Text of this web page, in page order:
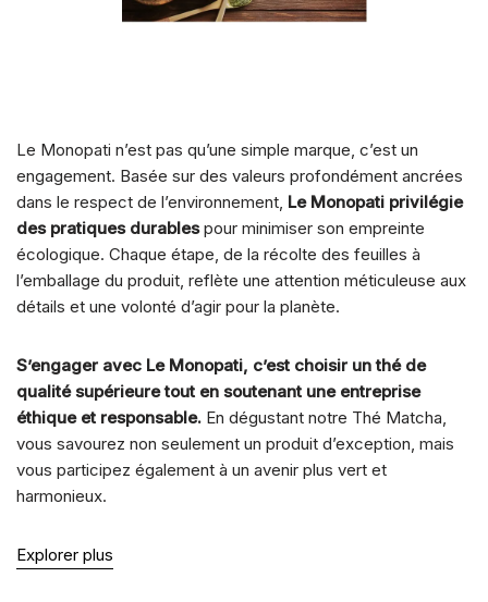
Le Monopati n’est pas qu’une simple marque, c’est un
engagement. Basée sur des valeurs profondément ancrées
dans le respect de l’environnement, Le Monopati privilégie
des pratiques durablespour minimiser son empreinte
écologique. Chaque étape, de la récolte des feuilles à
l’emballage du produit, reflète une attention méticuleuse aux
détails et une volonté d’agir pour la planète.
S’engager avec Le Monopati, c’est choisir un thé de
qualité supérieure tout en soutenant une entreprise
éthique et responsable. En dégustant notre Thé Matcha,
vous savourez non seulement un produit d’exception, mais
vous participez également à un avenir plus vert et
harmonieux.
Explorer plus